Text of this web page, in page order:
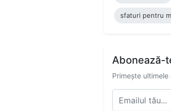
sfaturi pentru
Abonează-
Primește